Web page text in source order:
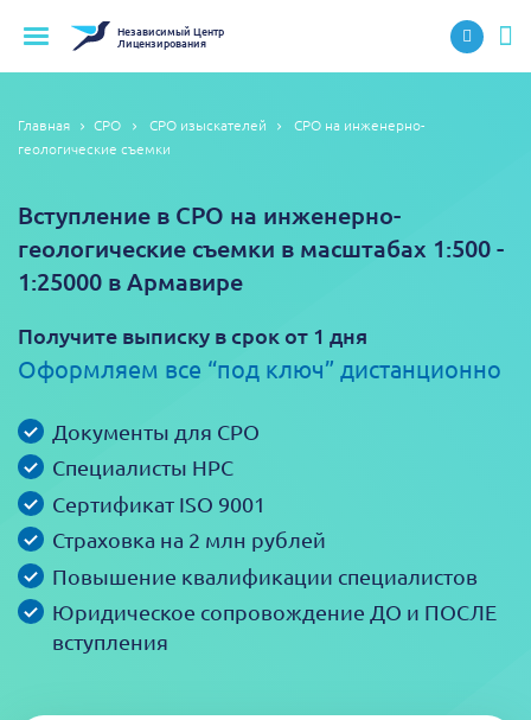
НезависимыйЦентр
Лицензирования
Главная СРО СРО изыскателей
СРО на инженерно-
геологические съемки
Вступление в СРО на инженерно-
геологические съемки в масштабах 1:500 -
1:25000 в Армавире
Получите выписку в срок от 1 дня
Оформляем все “под ключ” дистанционно
Документы для СРО
Специалисты НРС
Сертификат ISO 9001
Страховка на 2 млн рублей
Повышение квалификации специалистов
Юридическое сопровождение ДО и ПОСЛЕ
вступления